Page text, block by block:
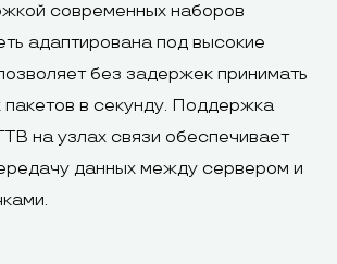
современных наборов
адаптирована под высокие
без задержек принимать
пакетов в секунду. Поддержка
на узлах связи обеспечивает
данных между сервером и